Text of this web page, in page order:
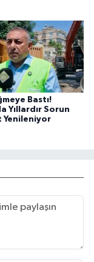
Bastı!
Yıllardır Sorun
Yenileniyor